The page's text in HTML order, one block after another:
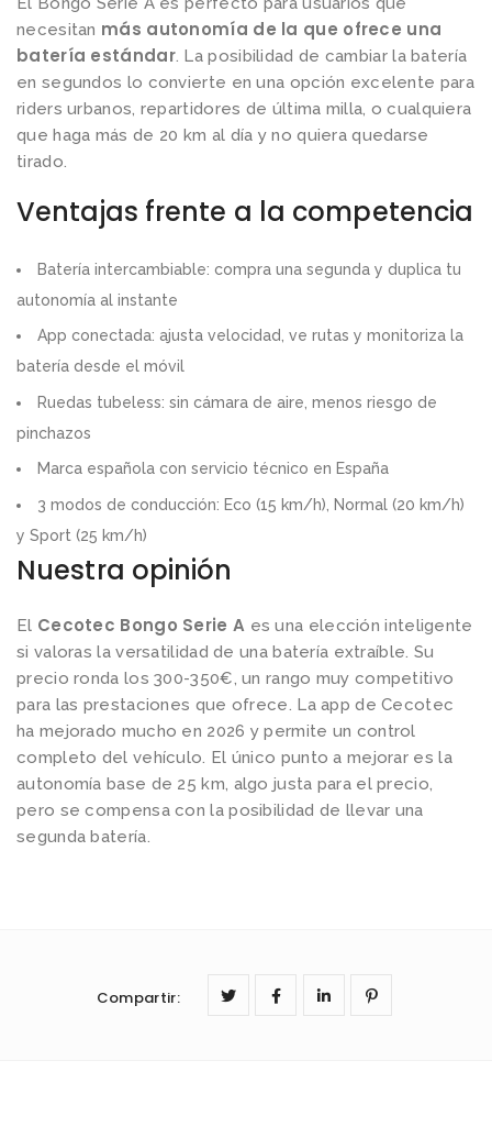
necesitan más autonomía de la que ofrece una
batería estándar. La posibilidad de cambiar la batería
en segundos lo convierte en una opción excelente para
riders urbanos, repartidores de última milla, o cualquiera
que haga más de 20 km al día y no quiera quedarse
tirado.
Ventajas frente a la competencia
Batería intercambiable: compra una segunda y duplica tu
autonomía al instante
App conectada: ajusta velocidad, ve rutas y monitoriza la
batería desde el móvil
Ruedas tubeless: sin cámara de aire, menos riesgo de
pinchazos
Marca española con servicio técnico en España
3 modos de conducción: Eco (15 km/h), Normal (20 km/h)
y Sport (25 km/h)
Nuestra opinión
El Cecotec Bongo Serie A es una elección inteligente
si valoras la versatilidad de una batería extraíble. Su
precio ronda los 300-350€, un rango muy competitivo
para las prestaciones que ofrece. La app de Cecotec
ha mejorado mucho en 2026 y permite un control
completo del vehículo. El único punto a mejorar es la
autonomía base de 25 km, algo justa para el precio,
pero se compensa con la posibilidad de llevar una
segunda batería.
Compartir: